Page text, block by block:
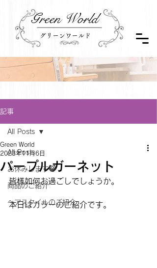
Green World
グリーンワールド
記事
All Posts
お休みします😺
商品のご紹介
ヘアスタイルのご紹介
All Posts
パープルガーネット
Green World
2023年11月6日
皆様如何お過ごしでしょうか。
本日はカラーのご紹介です。